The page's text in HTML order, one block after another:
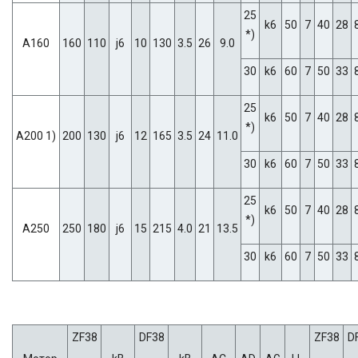
A160 160 110 j6 10 130 3.5 26 9.0
25
*)
k6 50 7 40 28
30 k6 60 7 50 33
A200 1) 200 130 j6 12 165 3.5 24 11.0
25
*)
k6 50 7 40 28
30 k6 60 7 50 33
A250 250 180 j6 15 215 4.0 21 13.5
25
*)
k6 50 7 40 28
30 k6 60 7 50 33
ZF38 DF38 ZF38